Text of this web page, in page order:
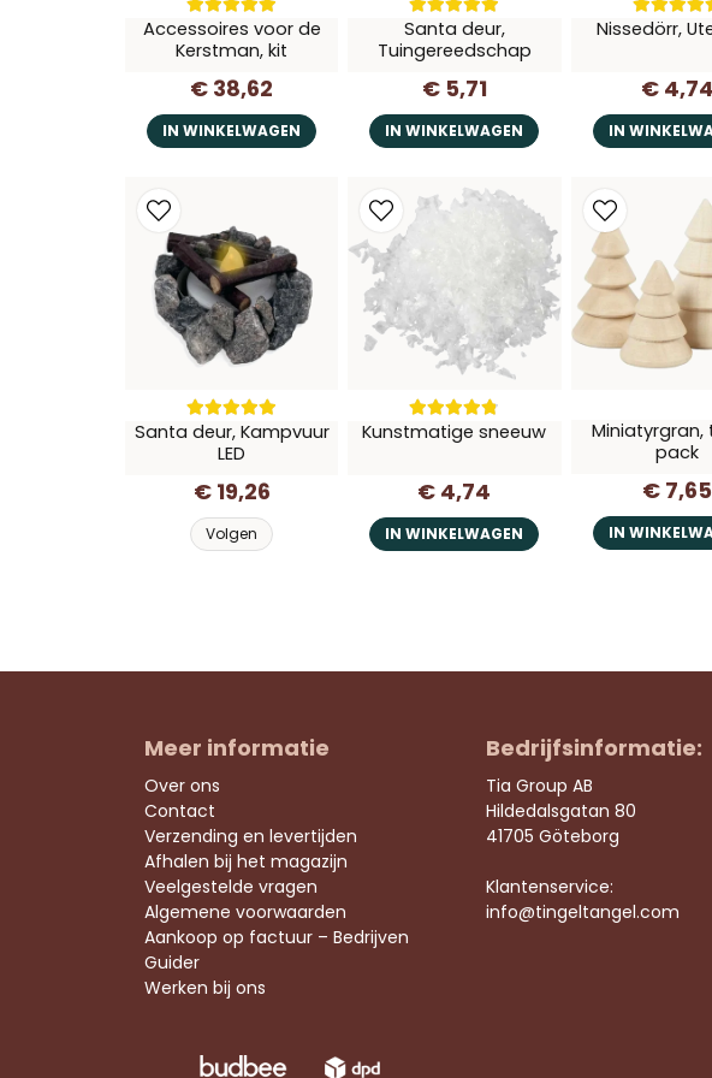
Accessoires voor de
Kerstman, kit
€ 38,62
IN WINKELWAGEN
Santa deur,
Tuingereedschap
€ 5,71
IN WINKELWAGEN
Nissedörr,
€ 4,74
IN
Santa deur, Kampvuur
LED
€ 19,26
Volgen
Kunstmatige sneeuw
€ 4,74
IN WINKELWAGEN
Miniatyrgran,
pack
€ 7,65
IN
Meer informatie
Over ons
Contact
Verzending en levertijden
Afhalen bij het magazijn
Veelgestelde vragen
Algemene voorwaarden
Aankoop op factuur – Bedrijven
Guider
Werken bij ons
Bedrijfsinformatie:
Tia Group AB
Hildedalsgatan 80
41705 Göteborg
Klantenservice:
info@tingeltangel.com